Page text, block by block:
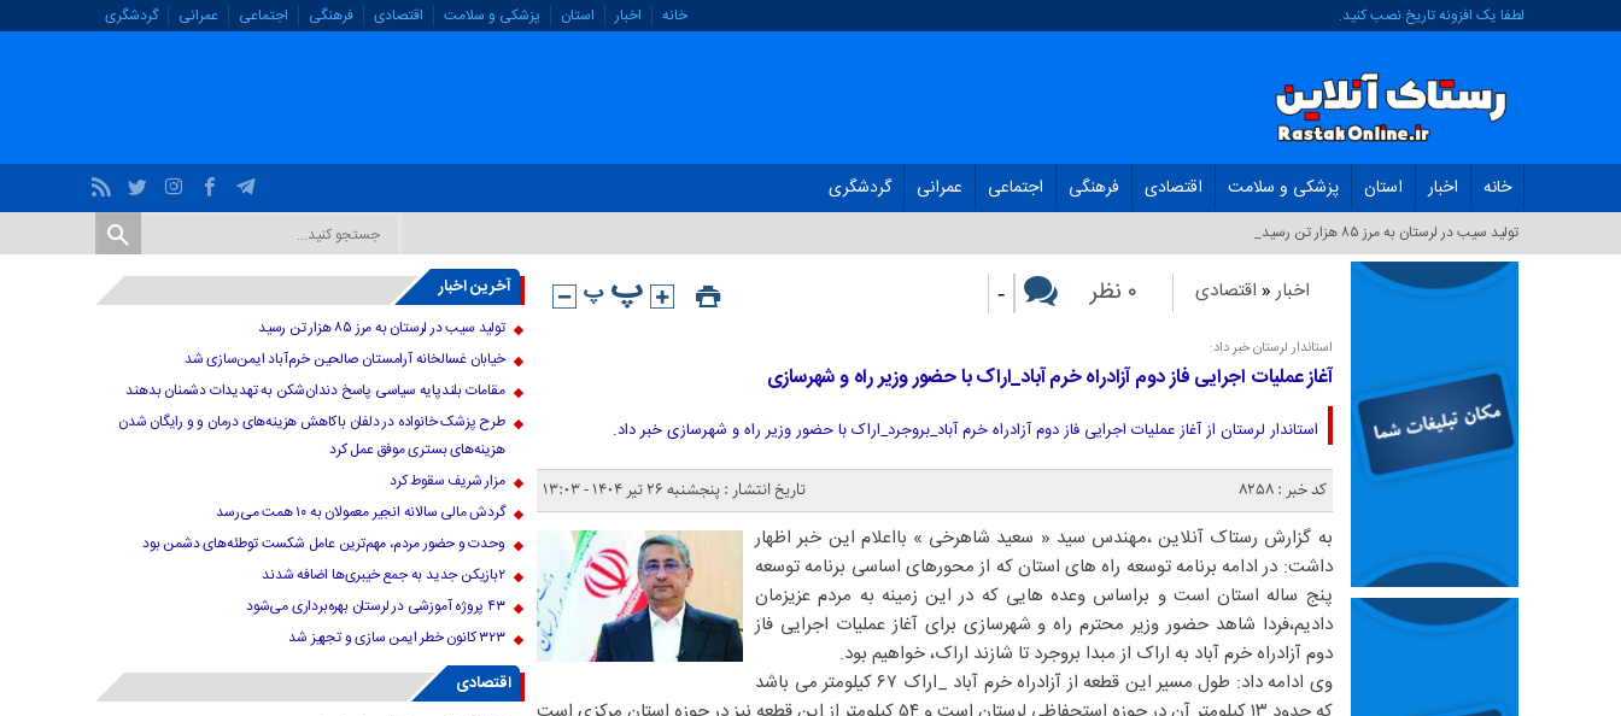
لطفا یک افزونه تاریخ نصب کنید. خانه اخبار استان پزشکی و سلامت اقتصادی فرهنگی اجتماعی عمرانی گردشگری
خانه اخبار استان پزشکی و سلامت اقتصادی فرهنگی اجتماعی عمرانی گردشگری
تولید سیب در لرستان به مرز ۸۵ هزار تن رسید_
اخبار « اقتصادی ۰ نظر -
استاندار لرستان خبر داد:
آغاز عملیات اجرایی فاز دوم آزادراه خرم آباد_اراک با حضور وزیر راه و شهرسازی
استاندار لرستان از آغاز عملیات اجرایی فاز دوم آزادراه خرم آباد_بروجرد_اراک با حضور وزیر راه و شهرسازی خبر داد.
کد خبر : 8258 تاریخ انتشار : پنجشنبه ۲۶ تیر ۱۴۰۴ - ۱۳:۰۳
به گزارش رستاک آنلاین ،مهندس سید « سعید شاهرخی » بااعلام این خبر اظهار
داشت: در ادامه برنامه توسعه راه های استان که از محورهای اساسی برنامه توسعه
پنج ساله استان است و براساس وعده هایی که در این زمینه به مردم عزیزمان
دادیم،فردا شاهد حضور وزیر محترم راه و شهرسازی برای آغاز عملیات اجرایی فاز
دوم آزادراه خرم آباد به اراک از مبدا بروجرد تا شازند اراک، خواهیم بود.
وی ادامه داد: طول مسیر این قطعه از آزادراه خرم آباد _اراک ۶۷ کیلومتر می باشد
آخرین اخبار
تولید سیب در لرستان به مرز ۸۵ هزار تن رسید
خیابان غسالخانه آرامستان صالحین خرم‌آباد ایمن‌سازی شد
مقامات بلندپایه سیاسی پاسخ دندان‌شکن به تهدیدات دشمنان بدهند
طرح پزشک خانواده در دلفان باکاهش هزینه‌های درمان و و رایگان شدن
هزینه‌های بستری موفق عمل کرد
مزار شریف سقوط کرد
گردش مالی سالانه انجیر معمولان به ۱۰ همت می‌رسد
وحدت و حضور مردم، مهم‌ترین عامل شکست توطئه‌های دشمن بود
۲بازیکن جدید به جمع خیبری‌ها اضافه شدند
۴۳ پروژه آموزشی در لرستان بهره‌برداری می‌شود
۳۲۳ کانون خطر ایمن سازی و تجهیز شد
اقتصادی